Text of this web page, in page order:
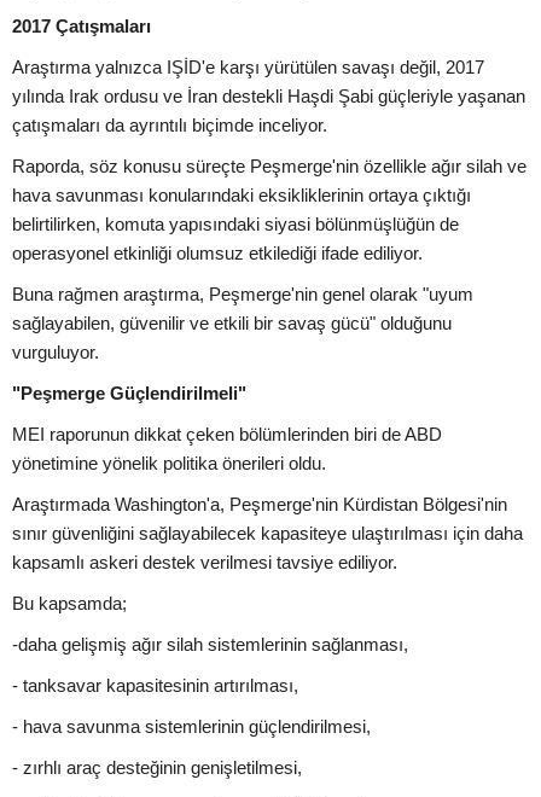
2017 Çatışmaları
Araştırma yalnızca IŞİD'e karşı yürütülen savaşı değil, 2017
yılında Irak ordusu ve İran destekli Haşdi Şabi güçleriyle yaşanan
çatışmaları da ayrıntılı biçimde inceliyor.
Raporda, söz konusu süreçte Peşmerge'nin özellikle ağır silah ve
hava savunması konularındaki eksikliklerinin ortaya çıktığı
belirtilirken, komuta yapısındaki siyasi bölünmüşlüğün de
operasyonel etkinliği olumsuz etkilediği ifade ediliyor.
Buna rağmen araştırma, Peşmerge'nin genel olarak "uyum
sağlayabilen, güvenilir ve etkili bir savaş gücü" olduğunu
vurguluyor.
"Peşmerge Güçlendirilmeli"
MEI raporunun dikkat çeken bölümlerinden biri de ABD
yönetimine yönelik politika önerileri oldu.
Araştırmada Washington'a, Peşmerge'nin Kürdistan Bölgesi'nin
sınır güvenliğini sağlayabilecek kapasiteye ulaştırılması için daha
kapsamlı askeri destek verilmesi tavsiye ediliyor.
Bu kapsamda;
-daha gelişmiş ağır silah sistemlerinin sağlanması,
- tanksavar kapasitesinin artırılması,
- hava savunma sistemlerinin güçlendirilmesi,
- zırhlı araç desteğinin genişletilmesi,